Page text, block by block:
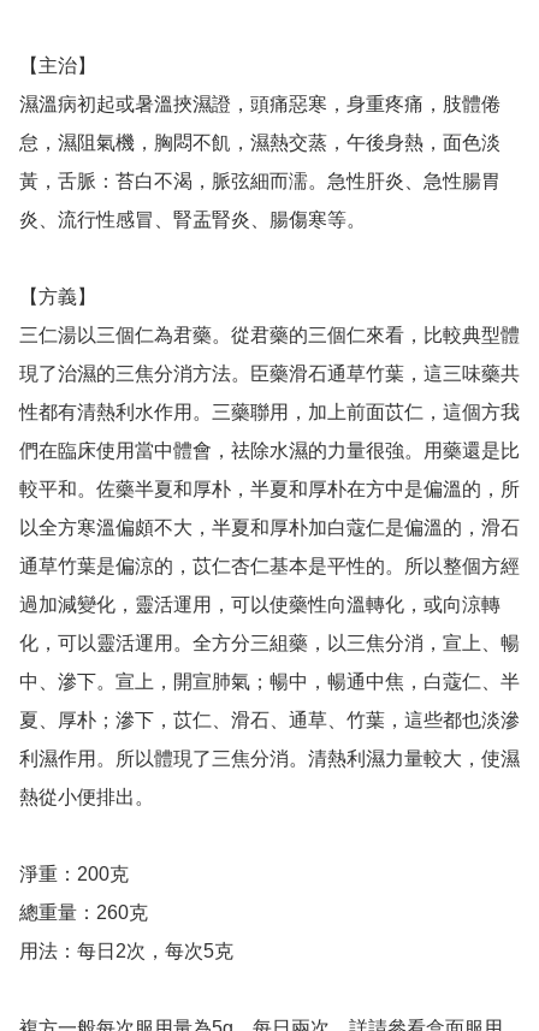
【主治】
濕溫病初起或暑溫挾濕證，頭痛惡寒，身重疼痛，肢體倦
怠，濕阻氣機，胸悶不飢，濕熱交蒸，午後身熱，面色淡
黃，舌脈：苔白不渴，脈弦細而濡。急性肝炎、急性腸胃
炎、流行性感冒、腎盂腎炎、腸傷寒等。
【方義】
三仁湯以三個仁為君藥。從君藥的三個仁來看，比較典型體
現了治濕的三焦分消方法。臣藥滑石通草竹葉，這三味藥共
性都有清熱利水作用。三藥聯用，加上前面苡仁，這個方我
們在臨床使用當中體會，祛除水濕的力量很強。用藥還是比
較平和。佐藥半夏和厚朴，半夏和厚朴在方中是偏溫的，所
以全方寒溫偏頗不大，半夏和厚朴加白蔻仁是偏溫的，滑石
通草竹葉是偏涼的，苡仁杏仁基本是平性的。所以整個方經
過加減變化，靈活運用，可以使藥性向溫轉化，或向涼轉
化，可以靈活運用。全方分三組藥，以三焦分消，宣上、暢
中、滲下。宣上，開宣肺氣；暢中，暢通中焦，白蔻仁、半
夏、厚朴；滲下，苡仁、滑石、通草、竹葉，這些都也淡滲
利濕作用。所以體現了三焦分消。清熱利濕力量較大，使濕
熱從小便排出。
淨重：200克
總重量：260克
用法：每日2次，每次5克